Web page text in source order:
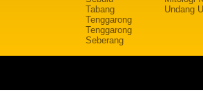
Tabang
Tenggarong
Tenggarong
Seberang
Undang